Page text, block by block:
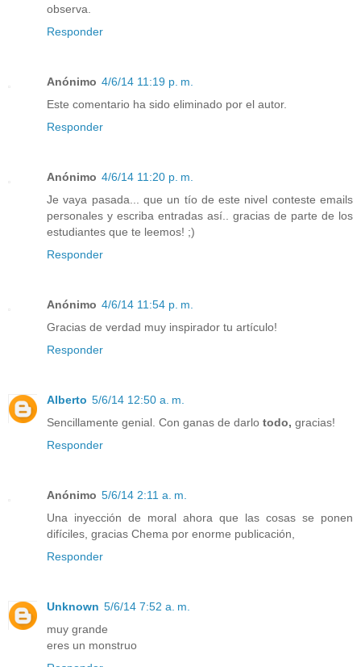
observa.
Responder
Anónimo 4/6/14 11:19 p. m.
Este comentario ha sido eliminado por el autor.
Responder
Anónimo 4/6/14 11:20 p. m.
Je vaya pasada... que un tío de este nivel conteste emails
personales y escriba entradas así.. gracias de parte de los
estudiantes que te leemos! ;)
Responder
Anónimo 4/6/14 11:54 p. m.
Gracias de verdad muy inspirador tu artículo!
Responder
Alberto 5/6/14 12:50 a. m.
Sencillamente genial. Con ganas de darlo todo, gracias!
Responder
Anónimo 5/6/14 2:11 a. m.
Una inyección de moral ahora que las cosas se ponen
difíciles, gracias Chema por enorme publicación,
Responder
Unknown 5/6/14 7:52 a. m.
muy grande
eres un monstruo